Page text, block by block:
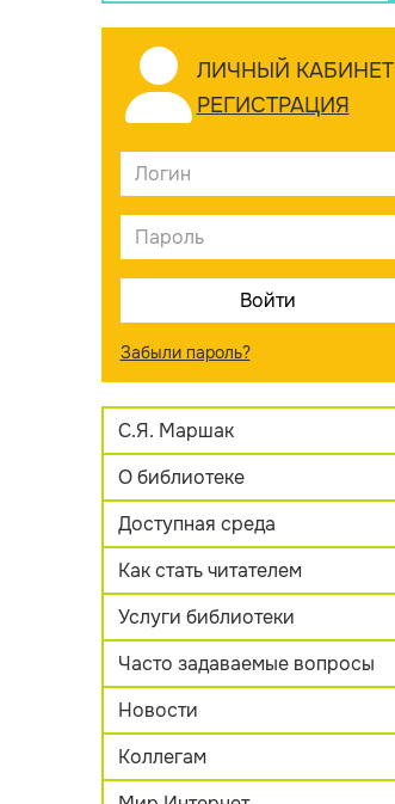
ЛИЧНЫЙ КАБИНЕТ
РЕГИСТРАЦИЯ
Забыли пароль?
С.Я. Маршак
О библиотеке
Доступная среда
Как стать читателем
Услуги библиотеки
Часто задаваемые вопросы
Новости
Коллегам